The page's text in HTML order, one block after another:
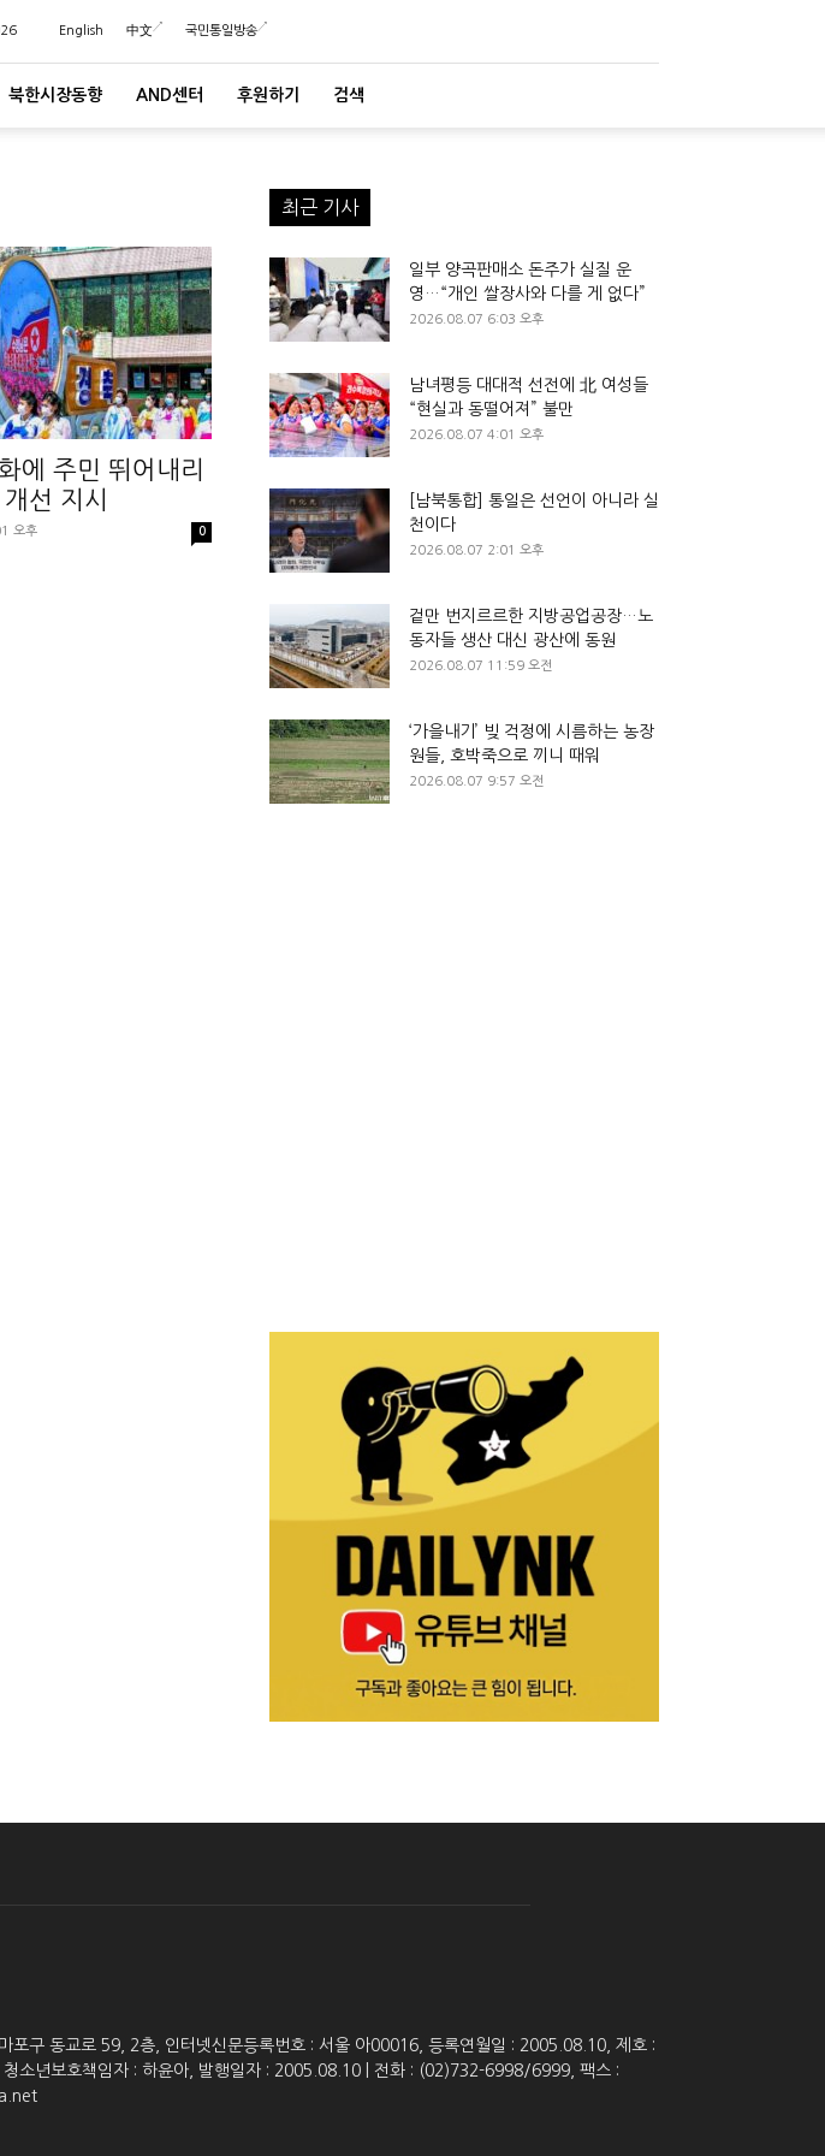
English 中文 국민통일방송
북한시장동향 AND센터 후원하기 검색
에 주민 뛰어내리
선 지시
오후 0
최근 기사
일부 양곡판매소 돈주가 실질 운
영…“개인 쌀장사와 다를 게 없다”
2026.08.07 6:03 오후
남녀평등 대대적 선전에 北 여성들
“현실과 동떨어져” 불만
2026.08.07 4:01 오후
[남북통합] 통일은 선언이 아니라 실
천이다
2026.08.07 2:01 오후
겉만 번지르르한 지방공업공장…노
동자들 생산 대신 광산에 동원
2026.08.07 11:59 오전
‘가을내기’ 빚 걱정에 시름하는 농장
원들, 호박죽으로 끼니 때워
2026.08.07 9:57 오전
포구 동교로 59, 2층, 인터넷신문등록번호 : 서울 아00016, 등록연월일 : 2005.08.10, 제호 :
청소년보호책임자 : 하윤아, 발행일자 : 2005.08.10 | 전화 : (02)732-6998/6999, 팩스 :